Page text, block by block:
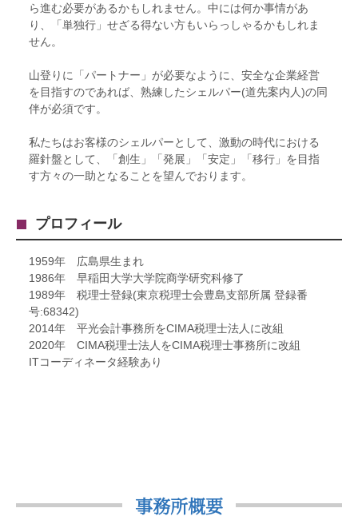
ら進む必要があるかもしれません。中には何か事情があ
り、「単独行」せざる得ない方もいらっしゃるかもしれま
せん。
山登りに「パートナー」が必要なように、安全な企業経営
を目指すのであれば、熟練したシェルパー(道先案内人)の同
伴が必須です。
私たちはお客様のシェルパーとして、激動の時代における
羅針盤として、「創生」「発展」「安定」「移行」を目指
す方々の一助となることを望んでおります。
プロフィール
1959年 広島県生まれ
1986年 早稲田大学大学院商学研究科修了
1989年 税理士登録(東京税理士会豊島支部所属 登録番
号:68342)
2014年 平光会計事務所をCIMA税理士法人に改組
2020年 CIMA税理士法人をCIMA税理士事務所に改組
ITコーディネータ経験あり
事務所概要